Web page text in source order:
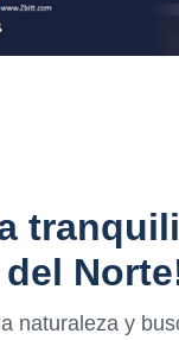
naturaleza y